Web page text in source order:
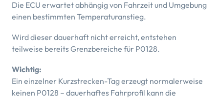
Die ECU erwartet abhängig von Fahrzeit und Umgebung
einen bestimmten Temperaturanstieg.
Wird dieser dauerhaft nicht erreicht, entstehen
teilweise bereits Grenzbereiche für P0128.
Wichtig:
Ein einzelner Kurzstrecken-Tag erzeugt normalerweise
keinen P0128 – dauerhaftes Fahrprofil kann die